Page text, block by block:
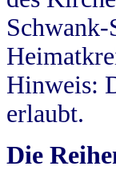
Hinweis:
erlaubt.
Die